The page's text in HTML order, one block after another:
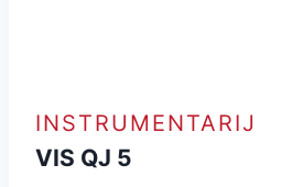
INSTRUMENTARIJ
VIS QJ 5